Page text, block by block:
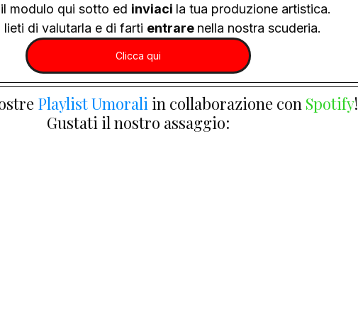
il modulo qui sotto ed inviaci la tua produzione artistica.
lieti di valutarla e di farti entrare nella nostra scuderia.
Clicca qui
Playlist Umorali in collaborazione con Spotify!
Gustati il nostro assaggio: